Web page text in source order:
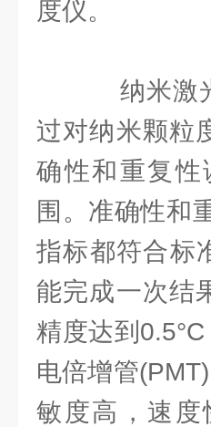
度仪。
纳米激
过对纳米颗粒
确性和重复
围。准确性和
指标都符合标
能完成一次结
精度达到
电倍增管
敏度高，速